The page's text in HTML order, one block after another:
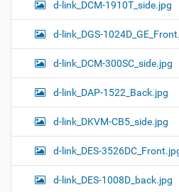
d-link_DCM-1910T_side.jpg
d-link_DGS-
d-link_DCM-300SC_side.jpg
d-link_DAP-1522_Back.jpg
d-link_DKVM-CB5_side.jpg
d-link_DES-
d-link_DES-1008D_back.jpg